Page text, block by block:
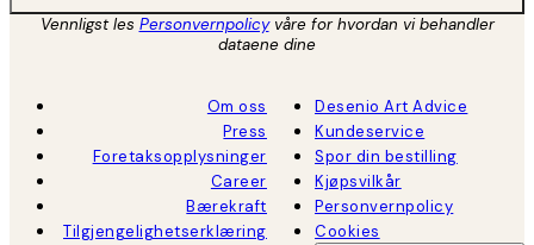
Vennligst les Personvernpolicyvåre for hvordan vi behandler
dataene dine
Om oss
Press
Foretaksopplysninger
Career
Bærekraft
Tilgjengelighetserklæring
Desenio Art Advice
Kundeservice
Spor din bestilling
Kjøpsvilkår
Personvernpolicy
Cookies